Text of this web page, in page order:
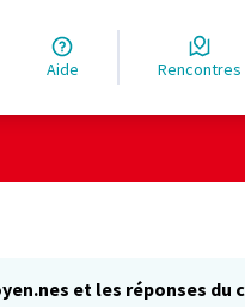
Aide Rencontres
et les réponses du